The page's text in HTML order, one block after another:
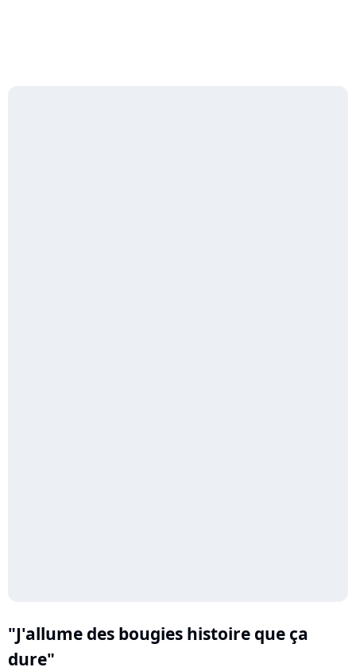
"J'allume des bougies histoire que ça
dure"